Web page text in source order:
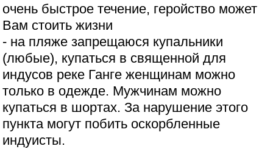
очень быстрое течение, геройство может
Вам стоить жизни
- на пляже запрещаюся купальники
(любые), купаться в священной для
индусов реке Ганге женщинам можно
только в одежде. Мужчинам можно
купаться в шортах. За нарушение этого
пункта могут побить оскорбленные
индуисты.